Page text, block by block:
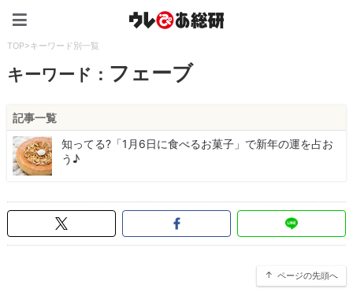
TOP>キーワード別一覧
キーワード： フェーブ
記事一覧
知ってる?「1月6日に食べるお菓子」で新年の運を占お
う♪
ページの先頭へ